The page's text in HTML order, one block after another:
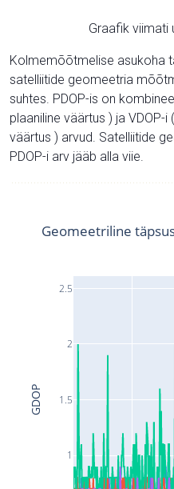
Graafik viimati
Kolmemõõtmelise asukoha
satelliitide geomeetria
suhtes. PDOP-is on
plaaniline väärtus ) ja VDOP-
väärtus ) arvud. Satelliitide
PDOP-i arv jääb alla viie.
1
1.5
2
2.5
Geomeetriline
GDOP